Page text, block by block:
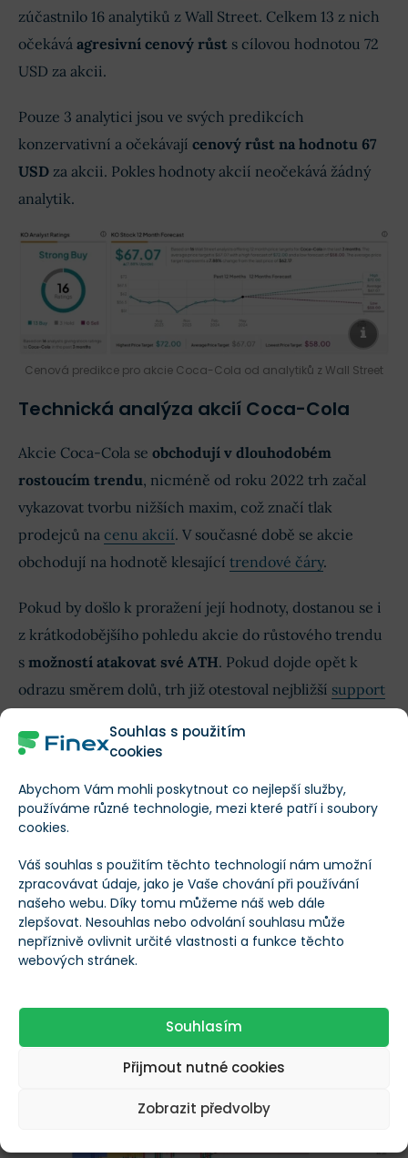
Souhlas s použitím
cookies
Abychom Vám mohli poskytnout co nejlepší služby,
používáme různé technologie, mezi které patří i soubory
cookies.
Váš souhlas s použitím těchto technologií nám umožní
zpracovávat údaje, jako je Vaše chování při používání
našeho webu. Díky tomu můžeme náš web dále
zlepšovat. Nesouhlas nebo odvolání souhlasu může
nepříznivě ovlivnit určité vlastnosti a funkce těchto
webových stránek.
Souhlasím
Přijmout nutné cookies
Zobrazit předvolby
zúčastnilo 16 analytiků z Wall Street. Celkem 13 z nich
očekává agresivní cenový růst s cílovou hodnotou 72
USD za akcii.
Pouze 3 analytici jsou ve svých predikcích
konzervativní a očekávají cenový růst na hodnotu 67
USD za akcii. Pokles hodnoty akcií neočekává žádný
analytik.
Cenová predikce pro akcie Coca-Cola od analytiků z Wall Street
Technická analýza akcií Coca-Cola
Akcie Coca-Cola se obchodují v dlouhodobém
rostoucím trendu, nicméně od roku 2022 trh začal
vykazovat tvorbu nižších maxim, což značí tlak
prodejců na cenu akcií. V současné době se akcie
obchodují na hodnotě klesající trendové čáry.
Pokud by došlo k proražení její hodnoty, dostanou se i
z krátkodobějšího pohledu akcie do růstového trendu
s možností atakovat své ATH. Pokud dojde opět k
odrazu směrem dolů, trh již otestoval nejbližší support
pokles.
Nejoblíbenější akcie Warrena Buffetta v
loňském roce. Co je jeho tajná sázka?
Pozitivní cenová predikce analytiků očekává tvorbu
nových historických maxim, zatímco konzervativní
predikce očekává pouze atakování hodnoty